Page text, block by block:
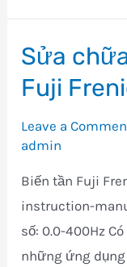
bán
Biến
Fuji
Ace
Sửa
Fuji
Leave a
admin
Biến tần Fuji
instruction-
số: 0.0-400Hz
những ứng